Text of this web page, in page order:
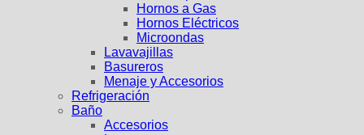
Hornos a Gas
Hornos Eléctricos
Microondas
Lavavajillas
Basureros
Menaje y Accesorios
Refrigeración
Baño
Accesorios